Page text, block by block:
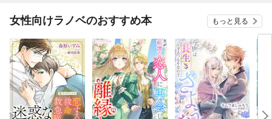
女性向けラノベのおすすめ本 もっと見る